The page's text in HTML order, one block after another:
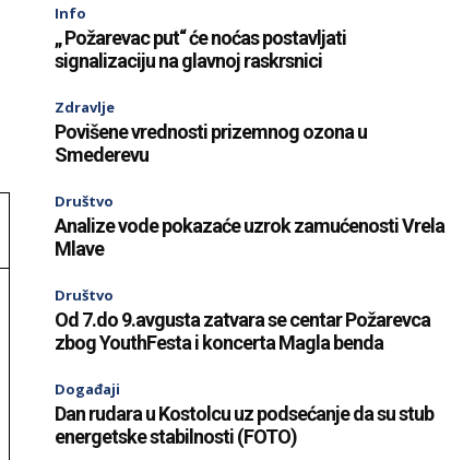
Info
„ Požarevac put“ će noćas postavljati
signalizaciju na glavnoj raskrsnici
Zdravlje
Povišene vrednosti prizemnog ozona u
Smederevu
Društvo
Analize vode pokazaće uzrok zamućenosti Vrela
Mlave
Društvo
Od 7.do 9.avgusta zatvara se centar Požarevca
zbog YouthFesta i koncerta Magla benda
Događaji
Dan rudara u Kostolcu uz podsećanje da su stub
energetske stabilnosti (FOTO)